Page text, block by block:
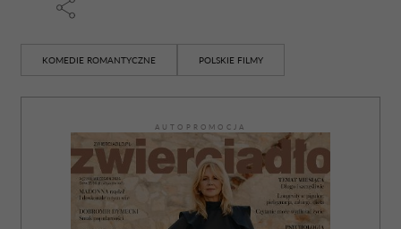
KOMEDIE ROMANTYCZNE POLSKIE FILMY
AUTOPROMOCJA